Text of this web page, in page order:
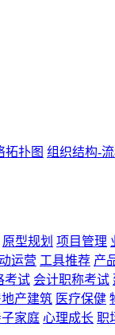
拓扑图 组织结构-
原型规划 项目管理
运营 工具推荐 产
考试 会计职称考试
地产建筑 医疗保健
家庭 心理成长 职